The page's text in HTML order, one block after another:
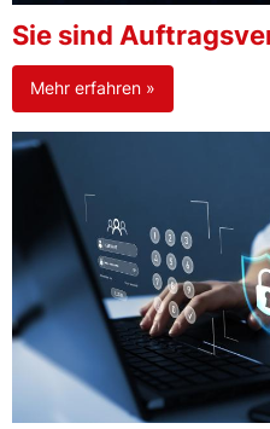
Sie sind
Mehr erfahren »